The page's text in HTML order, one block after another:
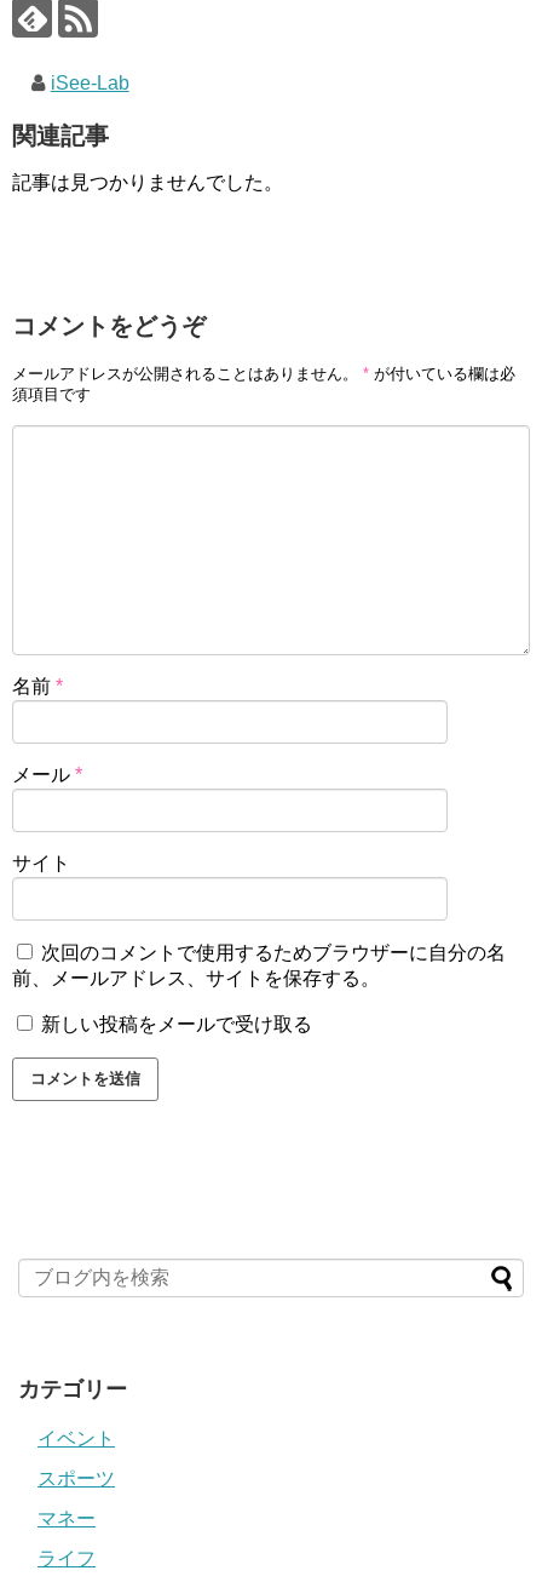
iSee-Lab
関連記事
記事は見つかりませんでした。
コメントをどうぞ
メールアドレスが公開されることはありません。 * が付いている欄は必
須項目です
名前 *
メール *
サイト
次回のコメントで使用するためブラウザーに自分の名
前、メールアドレス、サイトを保存する。
新しい投稿をメールで受け取る
カテゴリー
イベント
スポーツ
マネー
ライフ